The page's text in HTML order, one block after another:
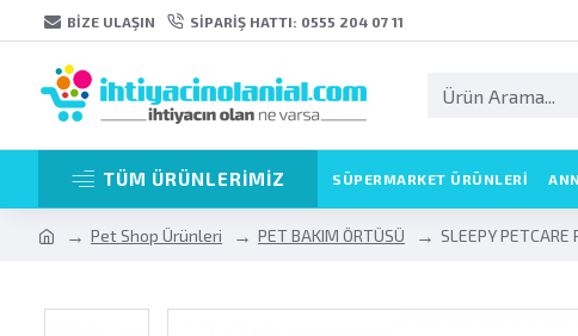
BIZE ULAŞIN SIPARIŞ HATTI: 0555 204 07 11
TÜM ÜRÜNLERİMİZ SÜPERMARKET ÜRÜNLERI
Pet Shop Ürünleri PET BAKIM ÖRTÜSÜ SLEEPY